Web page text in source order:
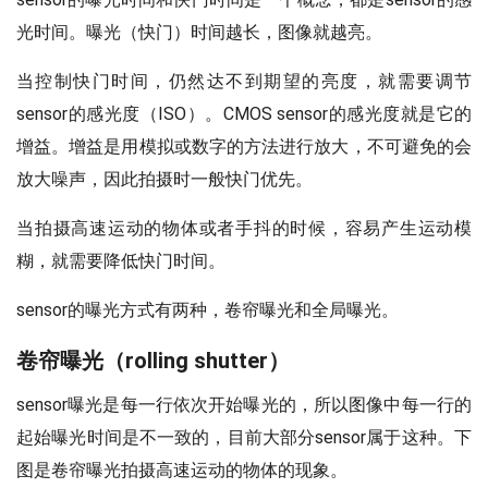
光时间。曝光（快门）时间越长，图像就越亮。
当控制快门时间，仍然达不到期望的亮度，就需要调节
sensor的感光度（ISO）。CMOS sensor的感光度就是它的
增益。增益是用模拟或数字的方法进行放大，不可避免的会
放大噪声，因此拍摄时一般快门优先。
当拍摄高速运动的物体或者手抖的时候，容易产生运动模
糊，就需要降低快门时间。
sensor的曝光方式有两种，卷帘曝光和全局曝光。
卷帘曝光（rolling shutter）
sensor曝光是每一行依次开始曝光的，所以图像中每一行的
起始曝光时间是不一致的，目前大部分sensor属于这种。下
图是卷帘曝光拍摄高速运动的物体的现象。